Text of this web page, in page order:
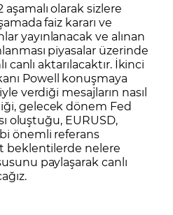
aşamalı olarak sizlere
faiz kararı ve
yayınlanacak ve alınan
piyasalar üzerinde
canlı aktarılacaktır. İkinci
Powell konuşmaya
verdiği mesajların nasıl
gelecek dönem Fed
oluştuğu, EURUSD,
önemli referans
beklentilerde nelere
paylaşarak canlı